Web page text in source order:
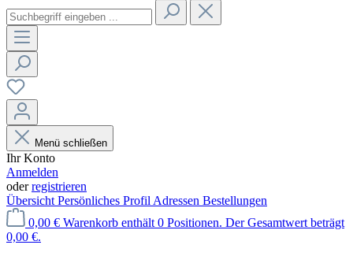
Menü schließen
Ihr Konto
Anmelden
oderregistrieren
Übersicht Persönliches Profil Adressen Bestellungen
0,00 € Warenkorb enthält 0 Positionen. Der Gesamtwert beträgt
0,00 €.